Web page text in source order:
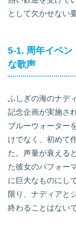
として欠かせない
5-1. 周年イベン
な歌声
ふしぎの海のナデ
記念企画が実施さ
ブルーウォーター
けでなく、初めて
た。声量が衰える
た彼女のパフォー
に巨大なものにし
限り、ナディアと
終わることはない